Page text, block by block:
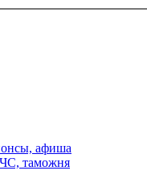
афиша
таможня